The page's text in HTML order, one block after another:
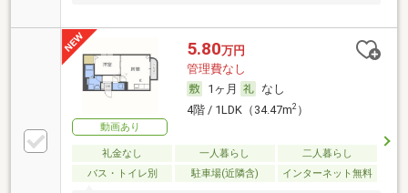
動画あり
5.80万円
管理費なし
1ヶ月
なし
4階 / 1LDK（34.47m2）
礼金なし 一人暮らし
二人暮らし
バス・トイレ別
駐車場(近隣含) インターネット無料